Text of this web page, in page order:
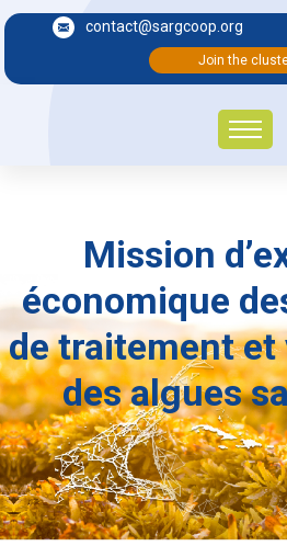
contact@sargcoop.org
Join the
Mission
économique
de traitement
des algues